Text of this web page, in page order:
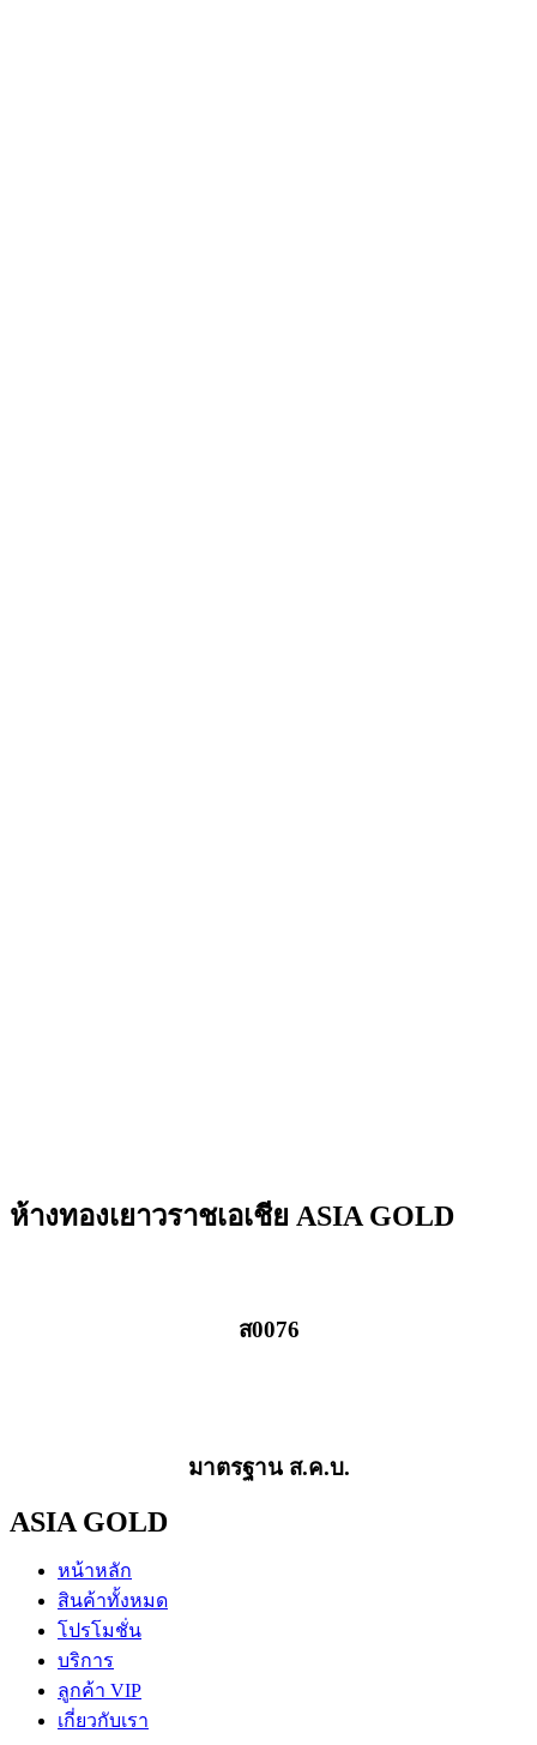
ห้างทองเยาวราชเอเชีย ASIA GOLD
ส0076
มาตรฐาน ส.ค.บ.
ASIA GOLD
หน้าหลัก
สินค้าทั้งหมด
โปรโมชั่น
บริการ
ลูกค้า VIP
เกี่ยวกับเรา